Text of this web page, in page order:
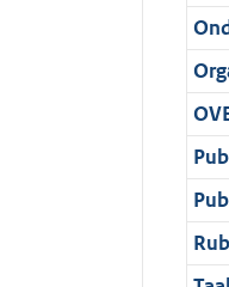
o
r
a
a
t